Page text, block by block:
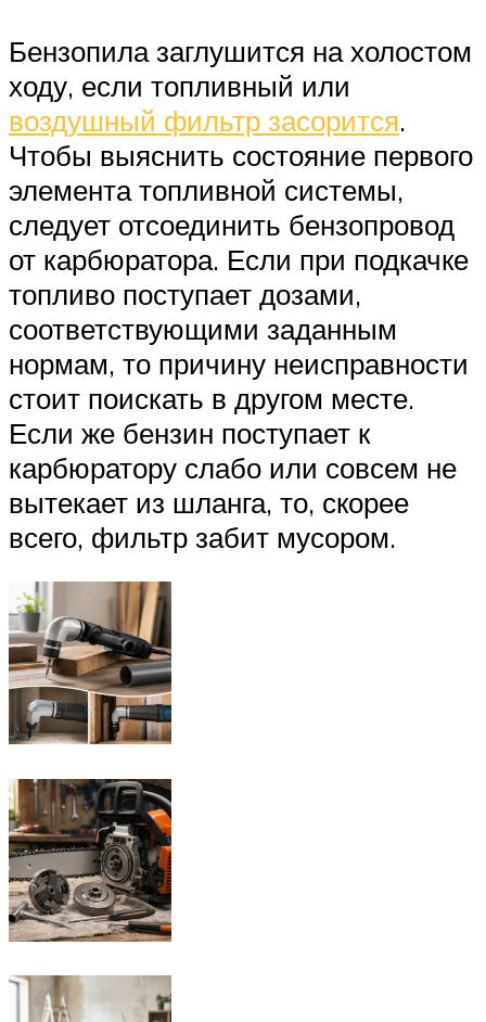
Бензопила заглушится на холостом
ходу, если топливный или
воздушный фильтр засорится.
Чтобы выяснить состояние первого
элемента топливной системы,
следует отсоединить бензопровод
от карбюратора. Если при подкачке
топливо поступает дозами,
соответствующими заданным
нормам, то причину неисправности
стоит поискать в другом месте.
Если же бензин поступает к
карбюратору слабо или совсем не
вытекает из шланга, то, скорее
всего, фильтр забит мусором.